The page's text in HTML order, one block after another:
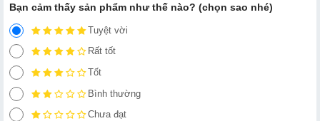
Bạn cảm thấy sản phẩm như thế nào? (chọn sao nhé)
Tuyệt vời
Rất tốt
Tốt
Bình thường
Chưa đạt